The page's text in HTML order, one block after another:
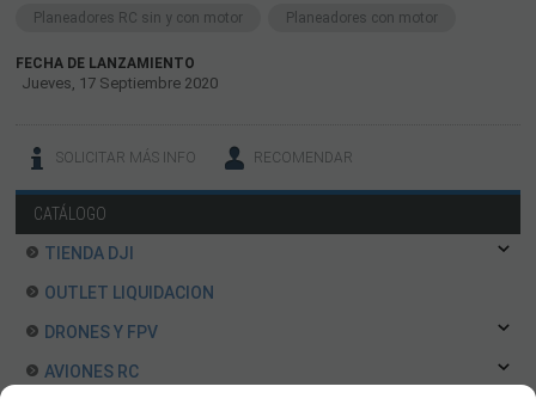
Planeadores RC sin y con motor
Planeadores con motor
FECHA DE LANZAMIENTO
Jueves, 17 Septiembre 2020
SOLICITAR MÁS INFO RECOMENDAR
CATÁLOGO
TIENDA DJI
OUTLET LIQUIDACION
DRONES Y FPV
AVIONES RC